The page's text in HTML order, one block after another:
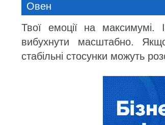
Овен
Твої емоції на максимумі.
вибухнути масштабно.
стабільні стосунки можуть